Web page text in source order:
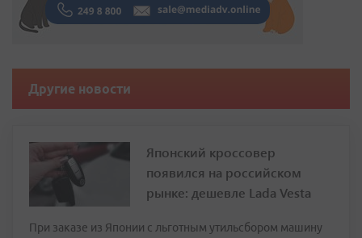
Другие новости
Японский кроссовер
появился на российском
рынке: дешевле Lada Vesta
При заказе из Японии с льготным утильсбором машину